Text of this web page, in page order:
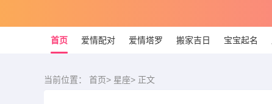
首页 爱情配对 爱情塔罗 搬家吉日 宝宝起名
当前位置： 首页> 星座> 正文